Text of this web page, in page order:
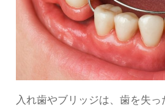
入れ歯やブリッジは、歯を失